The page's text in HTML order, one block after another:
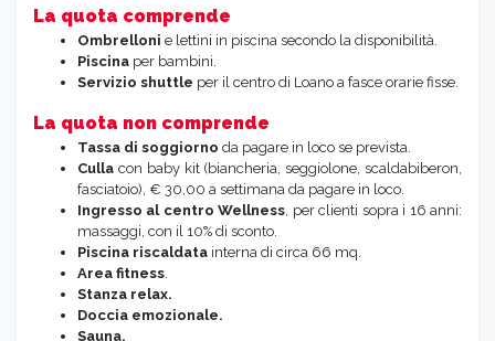
La quota comprende
Ombrelloni e lettini in piscina secondo la disponibilità.
Piscina per bambini.
Servizio shuttle per il centro di Loano a fasce orarie fisse.
La quota non comprende
Tassa di soggiorno da pagare in loco se prevista.
Culla con baby kit (biancheria, seggiolone, scaldabiberon,
fasciatoio), € 30,00 a settimana da pagare in loco.
Ingresso al centro Wellness , per clienti sopra i 16 anni:
massaggi, con il 10% di sconto.
Piscina riscaldata interna di circa 66 mq.
Area fitness
Stanza relax.
Doccia emozionale.
Sauna.